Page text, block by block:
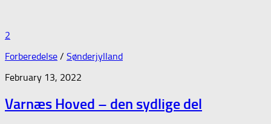
2
Forberedelse / Sønderjylland
February 13, 2022
Varnæs Hoved – den sydlige del